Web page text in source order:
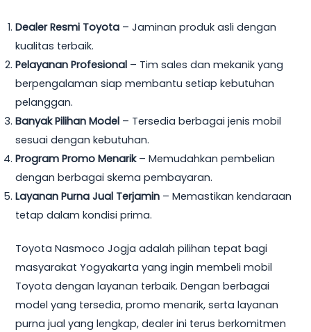
Dealer Resmi Toyota – Jaminan produk asli dengan
kualitas terbaik.
Pelayanan Profesional – Tim sales dan mekanik yang
berpengalaman siap membantu setiap kebutuhan
pelanggan.
Banyak Pilihan Model – Tersedia berbagai jenis mobil
sesuai dengan kebutuhan.
Program Promo Menarik– Memudahkan pembelian
dengan berbagai skema pembayaran.
Layanan Purna Jual Terjamin – Memastikan kendaraan
tetap dalam kondisi prima.
Toyota Nasmoco Jogja adalah pilihan tepat bagi
masyarakat Yogyakarta yang ingin membeli mobil
Toyota dengan layanan terbaik. Dengan berbagai
model yang tersedia, promo menarik, serta layanan
purna jual yang lengkap, dealer ini terus berkomitmen